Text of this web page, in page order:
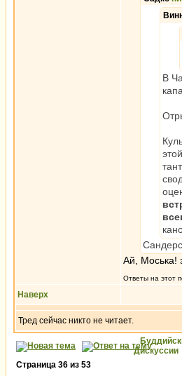
В
Ай, Моська!
Ответы на этот
Наверх
Тред сейчас никто не читает.
Дискуссии
Страница 36 из 53